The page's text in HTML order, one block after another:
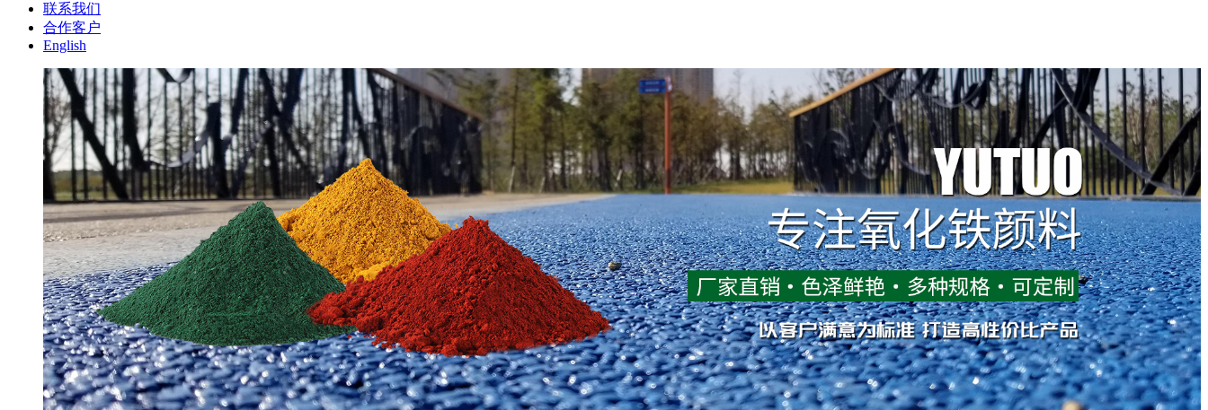
联系我们
合作客户
English